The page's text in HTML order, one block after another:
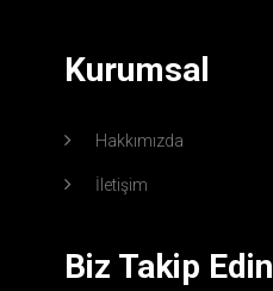
Kurumsal
Hakkımızda
İletişim
Biz Takip Edin